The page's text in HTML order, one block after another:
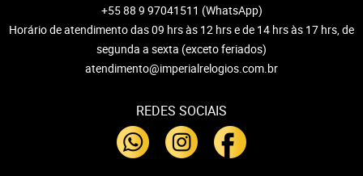
+55 88 9 97041511 (WhatsApp)
Horário de atendimento das 09 hrs às 12 hrs e de 14 hrs às 17 hrs, de
segunda a sexta (exceto feriados)
atendimento@imperialrelogios.com.br
REDES SOCIAIS